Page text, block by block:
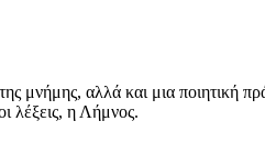
μνήμης, αλλά και μια ποιητική
λέξεις, η Λήμνος.